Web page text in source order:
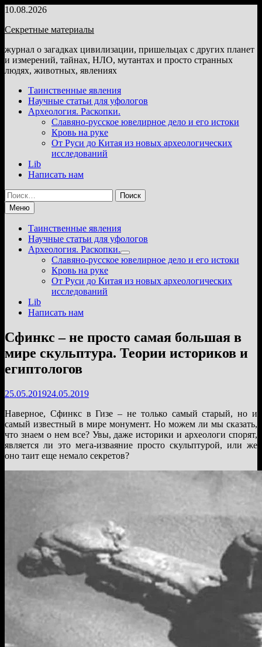
Перейти
содержимому
10.08.2026
Секретные материалы
журнал о загадках цивилизации, пришельцах с других планет
и измерений, тайнах, НЛО, мутантах и просто странных
людях, животных, явлениях
Таинственные явления
Научные статьи для уфологов
Археология. Раскопки.
Славяно-русское ювелирное дело и его истоки
Кровь на руке
От Руси до Китая из новых археологических
исследований
Lib
Написать нам
Найти:
Меню
Таинственные явления
Научные статьи для уфологов
Археология. Раскопки.
Показать
подменю
Славяно-русское ювелирное дело и его истоки
Кровь на руке
От Руси до Китая из новых археологических
исследований
Lib
Написать нам
Сфинкс – не просто самая большая в
мире скульптура. Теории историков и
египтологов
25.05.201924.05.2019
Наверное, Сфинкс в Гизе – не только самый старый, но и
самый известный в мире монумент. Но можем ли мы сказать,
что знаем о нем все? Увы, даже историки и археологи спорят,
является ли это мега-изваяние просто скульптурой, или же
оно таит еще немало секретов?